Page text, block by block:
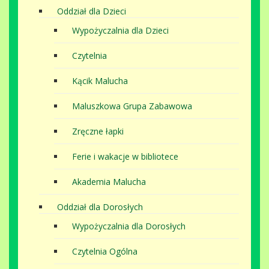
Oddział dla Dzieci
Wypożyczalnia dla Dzieci
Czytelnia
Kącik Malucha
Maluszkowa Grupa Zabawowa
Zręczne łapki
Ferie i wakacje w bibliotece
Akademia Malucha
Oddział dla Dorosłych
Wypożyczalnia dla Dorosłych
Czytelnia Ogólna